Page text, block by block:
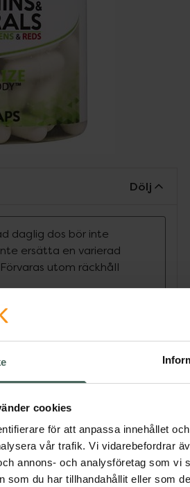
cookies
för att anpassa innehållet
vår trafik. Vi vidarebefordrar
annons- och analysföretag som
som du har tillhandahållit eller som
Dölj
daglig dos bör inte
ersätta en varierad
utom räckhåll
multivitamin och mineral
Produkten är väl
allt du behöver och lite till för
upp till 200% av ditt
viktigaste vitamin- och
de starkaste produkterna
Greens- Reds- From